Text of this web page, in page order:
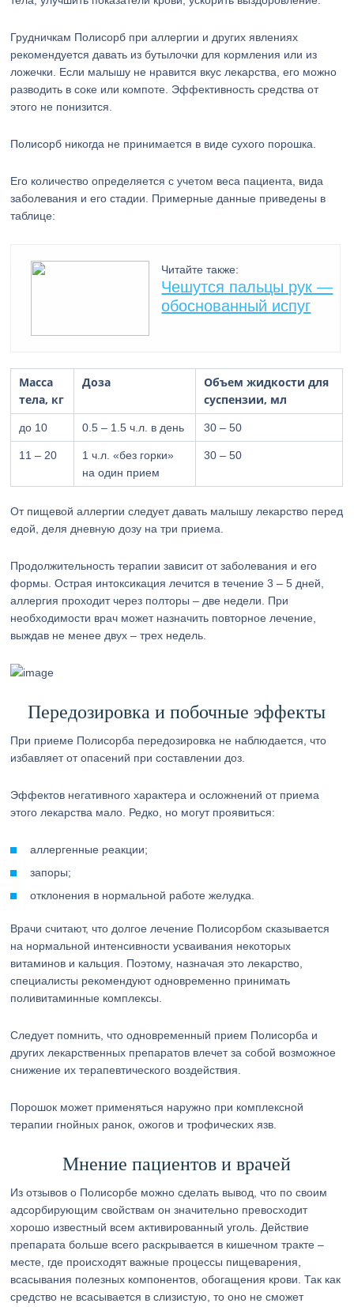
Грудничкам Полисорб при аллергии и других явлениях
рекомендуется давать из бутылочки для кормления или из
ложечки. Если малышу не нравится вкус лекарства, его можно
разводить в соке или компоте. Эффективность средства от
этого не понизится.
Полисорб никогда не принимается в виде сухого порошка.
Его количество определяется с учетом веса пациента, вида
заболевания и его стадии. Примерные данные приведены в
таблице:
Читайте также:
Чешутся пальцы рук —
обоснованный испуг
Масса
тела, кг
Доза
Объем жидкости для
суспензии, мл
до 10 0.5 – 1.5 ч.л. в день 30 – 50
11 – 20
1 ч.л. «без горки»
на один прием
30 – 50
От пищевой аллергии следует давать малышу лекарство перед
едой, деля дневную дозу на три приема.
Продолжительность терапии зависит от заболевания и его
формы. Острая интоксикация лечится в течение 3 – 5 дней,
аллергия проходит через полторы – две недели. При
необходимости врач может назначить повторное лечение,
выждав не менее двух – трех недель.
Передозировка и побочные эффекты
При приеме Полисорба передозировка не наблюдается, что
избавляет от опасений при составлении доз.
Эффектов негативного характера и осложнений от приема
этого лекарства мало. Редко, но могут проявиться:
аллергенные реакции;
запоры;
отклонения в нормальной работе желудка.
Врачи считают, что долгое лечение Полисорбом сказывается
на нормальной интенсивности усваивания некоторых
витаминов и кальция. Поэтому, назначая это лекарство,
специалисты рекомендуют одновременно принимать
поливитаминные комплексы.
Следует помнить, что одновременный прием Полисорба и
других лекарственных препаратов влечет за собой возможное
снижение их терапевтического воздействия.
Порошок может применяться наружно при комплексной
терапии гнойных ранок, ожогов и трофических язв.
Мнение пациентов и врачей
Из отзывов о Полисорбе можно сделать вывод, что по своим
адсорбирующим свойствам он значительно превосходит
хорошо известный всем активированный уголь. Действие
препарата больше всего раскрывается в кишечном тракте –
месте, где происходят важные процессы пищеварения,
всасывания полезных компонентов, обогащения крови. Так как
средство не всасывается в слизистую, то оно не сможет